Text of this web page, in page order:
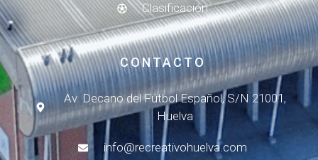
Clasificación
CONTACTO
Av. Decano del Fútbol Español, S/N 21001,
Huelva
info@recreativohuelva.com